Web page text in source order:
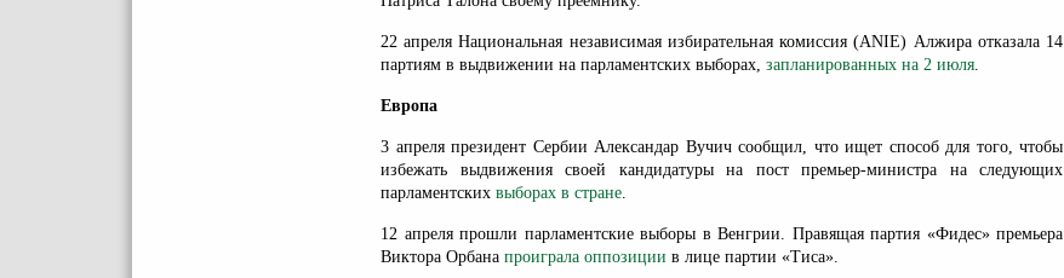
22 апреля Национальная независимая избирательная комиссия (ANIE) Алжира отказала 14
партиям в выдвижении на парламентских выборах, запланированных на 2 июля.
Европа
3 апреля президент Сербии Александар Вучич сообщил, что ищет способ для того, чтобы
избежать выдвижения своей кандидатуры на пост премьер-министра на следующих
парламентских выборах в стране.
12 апреля прошли парламентские выборы в Венгрии. Правящая партия «Фидес» премьера
Виктора Орбана проиграла оппозиции в лице партии «Тиса».